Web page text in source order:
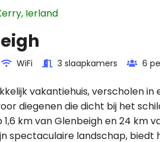
Ierland
WiFi 3 slaapkamers 6
vakantiehuis, verscholen
diegenen die dicht bij het
1,6 km van Glenbeigh en 24 km
spectaculaire landschap,